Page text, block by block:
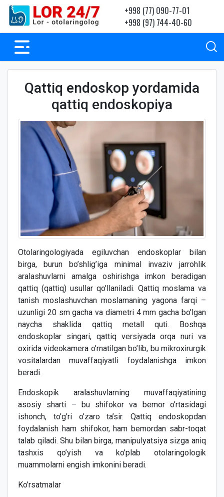
+998 (77) 090-77-01
+998 (97) 744-40-60
Qattiq endoskop yordamida
qattiq endoskopiya
Otolaringologiyada egiluvchan endoskoplar bilan
birga, burun bo’shlig’iga minimal invaziv jarrohlik
aralashuvlarni amalga oshirishga imkon beradigan
qattiq (qattiq) usullar qo’llaniladi. Qattiq moslama va
tanish moslashuvchan moslamaning yagona farqi –
uzunligi 20 sm gacha va diametri 4 mm gacha bo’lgan
naycha shaklida qattiq metall quti. Boshqa
endoskoplar singari, qattiq versiyada orqa nuri va
oxirida videokamera o’rnatilgan bo’lib, bu mikroxirurgik
vositalardan muvaffaqiyatli foydalanishga imkon
beradi.
Endoskopik aralashuvlarning muvaffaqiyatining
asosiy sharti – bu shifokor va bemor o’rtasidagi
ishonch, to’g’ri o’zaro ta’sir. Qattiq endoskopdan
foydalanish ham shifokor, ham bemordan sabr-toqat
talab qiladi. Shu bilan birga, manipulyatsiya sizga aniq
tashxis qo’yish va ko’plab otolaringologik
muammolarni engish imkonini beradi.
Ko’rsatmalar